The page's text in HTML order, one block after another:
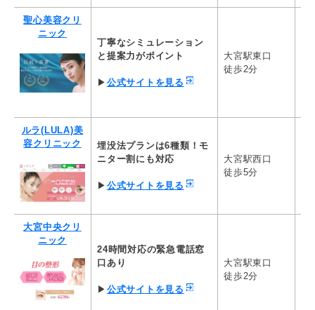
恵聖会クリニック
※執筆時点の情報です。最新情報は公式サイトをご確認ください。
聖心美容クリ
ニック
丁寧なシミュレーション
と提案力がポイント
▶ 公式サイトを見る
大宮駅東口
徒歩2分
ルラ(LULA)美
容クリニック
埋没法プランは6種類！モ
ニター割にも対応
▶ 公式サイトを見る
大宮駅西口
徒歩5分
大宮中央クリ
ニック
24時間対応の緊急電話窓
口あり
▶ 公式サイトを見る
大宮駅東口
徒歩2分